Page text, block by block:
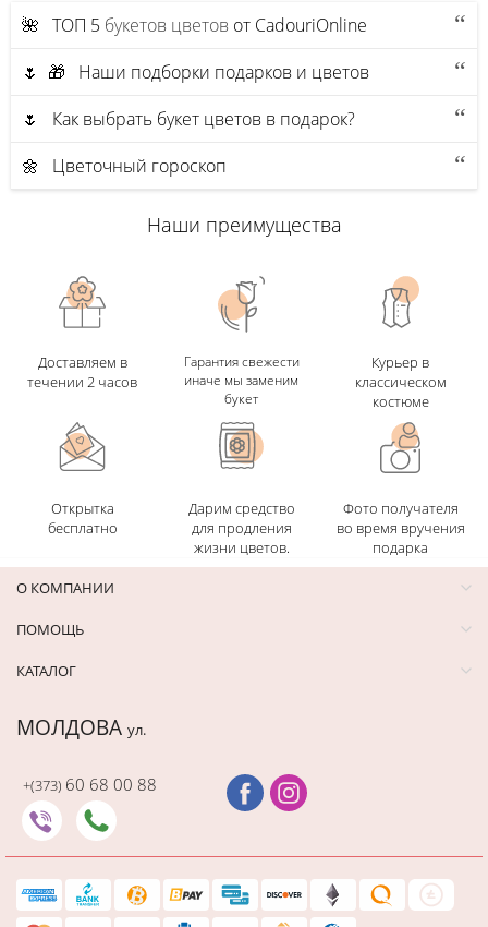
🌺 ТОП 5 букетов цветов от CadouriOnline
🌷 🎁 Наши подборки подарков и цветов
🌷 Как выбрать букет цветов в подарок?
🌼 Цветочный гороскоп
Наши преимущества
Доставляем в
течении 2 часов
Гарантия свежести
иначе мы заменим
букет
Курьер в
классическом
костюме
Открытка
бесплатно
Дарим средство
для продления
жизни цветов.
Фото получателя
во время вручения
подарка
О КОМПАНИИ
ПОМОЩЬ
КАТАЛОГ
МОЛДОВА ул.
+(373) 60 68 00 88